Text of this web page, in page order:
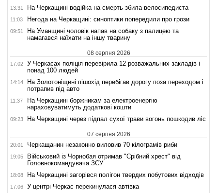
13:31 На Черкащині водійка на смерть збила велосипедиста
11:03 Негода на Черкащині: синоптики попередили про грози
09:51
На Уманщині чоловік напав на собаку з палицею та
намагався наїхати на іншу тварину
08 серпня 2026
17:02
У Черкасах поліція перевірила 12 розважальних закладів і
понад 100 людей
14:14
На Золотоніщині пішохід перебігав дорогу поза переходом і
потрапив під авто
11:37
На Черкащині боржникам за електроенергію
нараховуватимуть додаткові кошти
09:23 На Черкащині через підпал сухої трави вогонь пошкодив ліс
07 серпня 2026
20:01 Черкащанин незаконно виловив 70 кілограмів риби
19:05
Військовий із Чорнобая отримав "Срібний хрест" від
Головнокомандувача ЗСУ
18:08 На Черкащині загорівся полігон твердих побутових відходів
17:06 У центрі Черкас перекинулася автівка